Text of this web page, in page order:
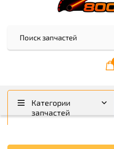
Категории
запчастей